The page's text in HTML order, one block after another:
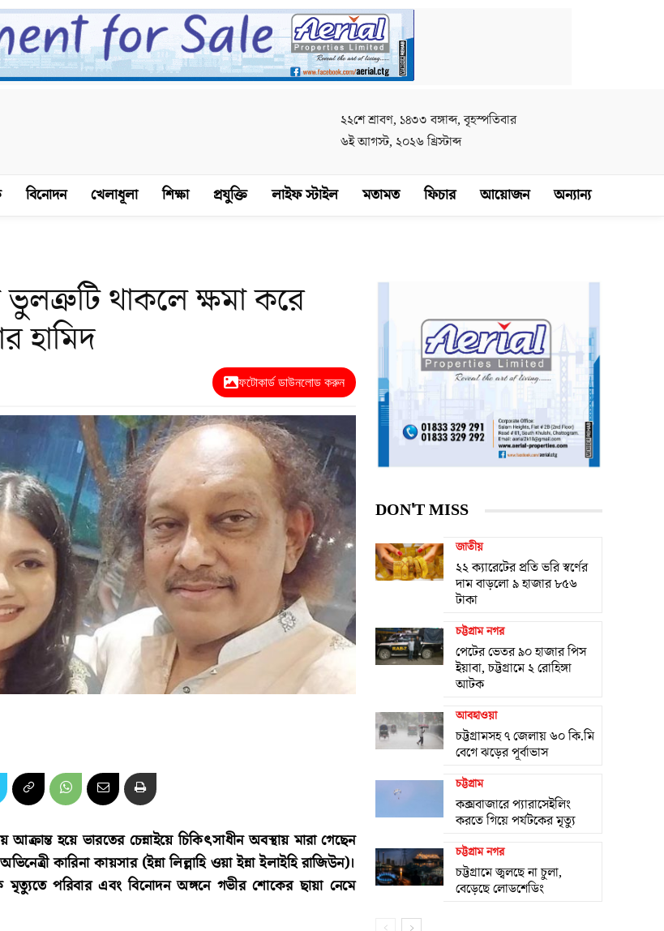
২২শে শ্রাবণ, ১৪৩৩ বঙ্গাব্দ, বৃহস্পতিবার
৬ই আগস্ট, ২০২৬ খ্রিস্টাব্দ
বিনোদন খেলাধূলা শিক্ষা প্রযুক্তি লাইফ স্টাইল মতামত ফিচার আয়োজন অন্যান্য
থাকলে ক্ষমা করে
হামিদ
ফটোকার্ড ডাউনলোড করুন
হয়ে ভারতের চেন্নাইয়ে চিকিৎসাধীন অবস্থায় মারা গেছেন
কারিনা কায়সার (ইন্না লিল্লাহি ওয়া ইন্না ইলাইহি রাজিউন)।
পরিবার এবং বিনোদন অঙ্গনে গভীর শোকের ছায়া নেমে
DON'T MISS
জাতীয়
২২ ক্যারেটের প্রতি ভরি স্বর্ণের
দাম বাড়লো ৯ হাজার ৮৫৬
টাকা
চট্টগ্রাম নগর
পেটের ভেতর ৯০ হাজার পিস
ইয়াবা, চট্টগ্রামে ২ রোহিঙ্গা
আটক
আবহাওয়া
চট্টগ্রামসহ ৭ জেলায় ৬০ কি.মি
বেগে ঝড়ের পূর্বাভাস
চট্টগ্রাম
কক্সবাজারে প্যারাসেইলিং
করতে গিয়ে পর্যটকের মৃত্যু
চট্টগ্রাম নগর
চট্টগ্রামে জ্বলছে না চুলা,
বেড়েছে লোডশেডিং